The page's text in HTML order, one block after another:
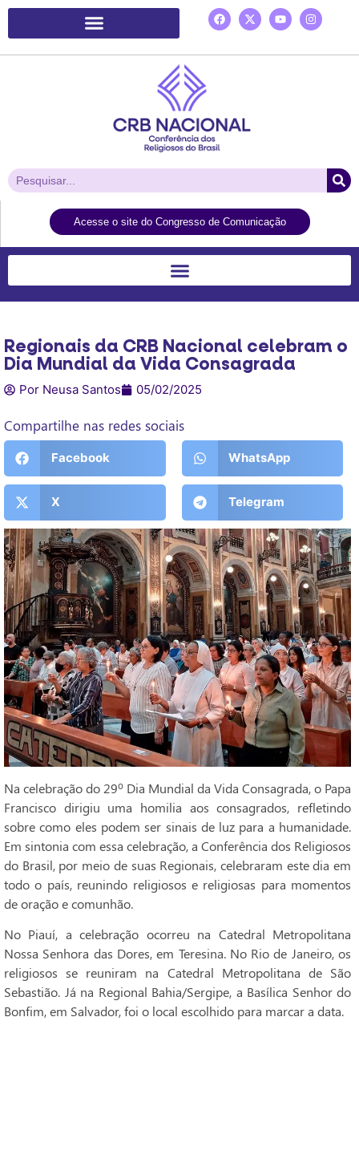
Acesse o site do Congresso de Comunicação
Regionais da CRB Nacional celebram o
Dia Mundial da Vida Consagrada
Por Neusa Santos 05/02/2025
Compartilhe nas redes sociais
Facebook WhatsApp
X Telegram
Na celebração do 29º Dia Mundial da Vida Consagrada, o Papa
Francisco dirigiu uma homilia aos consagrados, refletindo
sobre como eles podem ser sinais de luz para a humanidade.
Em sintonia com essa celebração, a Conferência dos Religiosos
do Brasil, por meio de suas Regionais, celebraram este dia em
todo o país, reunindo religiosos e religiosas para momentos
de oração e comunhão.
No Piauí, a celebração ocorreu na Catedral Metropolitana
Nossa Senhora das Dores, em Teresina. No Rio de Janeiro, os
religiosos se reuniram na Catedral Metropolitana de São
Sebastião. Já na Regional Bahia/Sergipe, a Basílica Senhor do
Bonfim, em Salvador, foi o local escolhido para marcar a data.